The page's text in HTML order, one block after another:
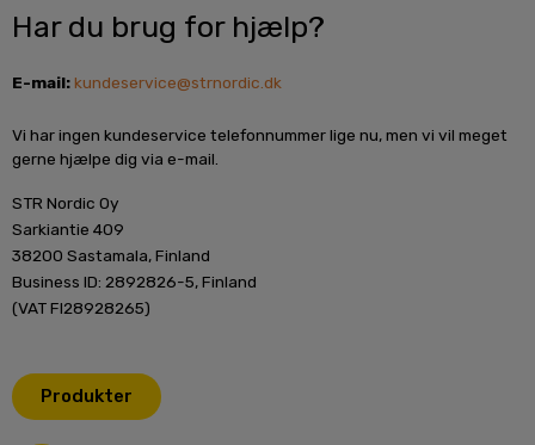
Har du brug for hjælp?
E-mail:kundeservice@strnordic.dk
Vi har ingen kundeservice telefonnummer lige nu, men vi vil meget
gerne hjælpe dig via e-mail.
STR Nordic Oy
Sarkiantie 409
38200 Sastamala, Finland
Business ID: 2892826-5, Finland
(VAT FI28928265)
Produkter